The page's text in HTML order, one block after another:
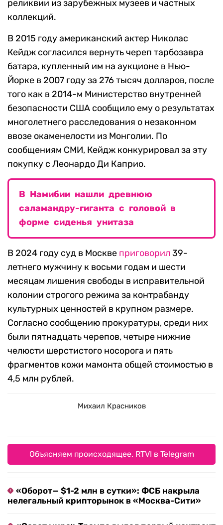
реликвии из зарубежных музеев и частных
коллекций.
В 2015 году американский актер Николас
Кейдж согласился вернуть череп тарбозавра
батара, купленный им на аукционе в Нью-
Йорке в 2007 году за 276 тысяч долларов, после
того как в 2014-м Министерство внутренней
безопасности США сообщило ему о результатах
многолетнего расследования о незаконном
ввозе окаменелости из Монголии. По
сообщениям СМИ, Кейдж конкурировал за эту
покупку с Леонардо Ди Каприо.
В Намибии нашли древнюю
саламандру-гиганта с головой в
форме сиденья унитаза
В 2024 году суд в Москве приговорил 39-
летнего мужчину к восьми годам и шести
месяцам лишения свободы в исправительной
колонии строгого режима за контрабанду
культурных ценностей в крупном размере.
Согласно сообщению прокуратуры, среди них
были пятнадцать черепов, четыре нижние
челюсти шерстистого носорога и пять
фрагментов кожи мамонта общей стоимостью в
4,5 млн рублей.
Михаил Красников
Объясняем происходящее. RTVI в Telegram
«Оборот— $1-2 млн в сутки»: ФСБ накрыла
нелегальный крипторынок в «Москва-Сити»